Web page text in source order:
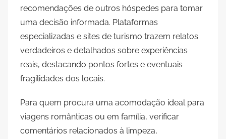
recomendações de outros hóspedes para tomar
uma decisão informada. Plataformas
especializadas e sites de turismo trazem relatos
verdadeiros e detalhados sobre experiências
reais, destacando pontos fortes e eventuais
fragilidades dos locais.
Para quem procura uma acomodação ideal para
viagens românticas ou em família, verificar
comentários relacionados à limpeza,